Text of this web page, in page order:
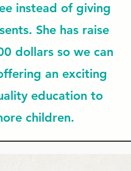
instead of giving
She has raise
dollars so we can
an exciting
education to
children.